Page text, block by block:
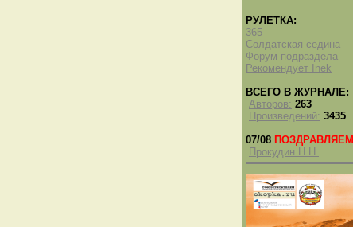
РУЛЕТКА:
365
Солдатская седина
Форум подраздела
Рекомендует Inek
ВСЕГО В ЖУРНАЛЕ:
Авторов: 263
Произведений: 3435
07/08 ПОЗДРАВЛЯЕМ
Прокудин Н.Н.